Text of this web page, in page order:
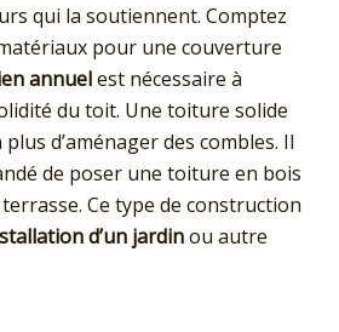
qui la soutiennent. Comptez
pour une couverture
annuelest nécessaire à
du toit. Une toiture solide
d’aménager des combles. Il
de poser une toiture en bois
Ce type de construction
d’un jardinou autre